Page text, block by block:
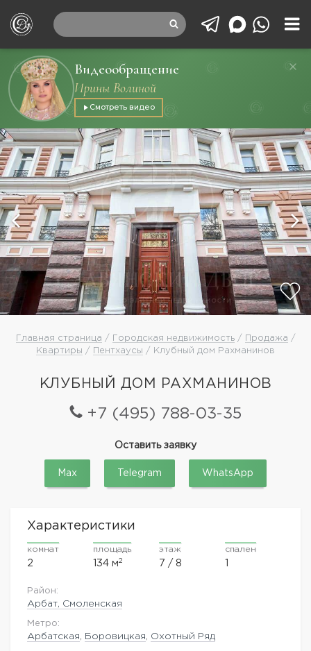
Видеообращение
Ирины Волиной
Смотреть видео
Главная страница / Городская недвижимость/ Продажа /
Квартиры / Пентхаусы / Клубный дом Рахманинов
КЛУБНЫЙ ДОМ РАХМАНИНОВ
+7 (495) 788-03-35
Оставить заявку
Max Telegram WhatsApp
Характеристики
комнат
2
площадь
134 м2
этаж
7 / 8
спален
1
Район:
Арбат, Смоленская
Метро:
Арбатская Боровицкая Охотный Ряд